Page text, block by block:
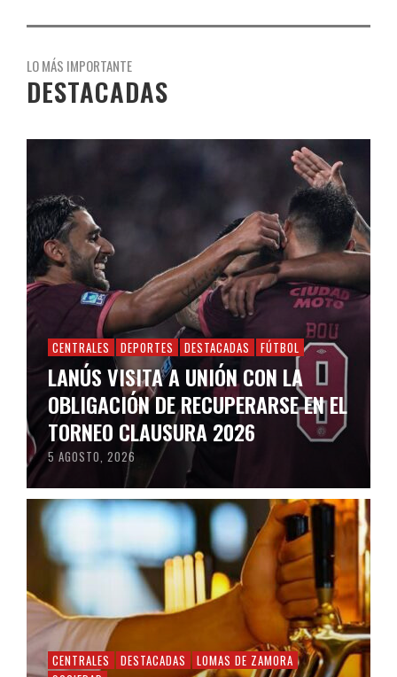
LO MÁS IMPORTANTE
DESTACADAS
CENTRALES DEPORTES DESTACADAS FÚTBOL
LANÚS VISITA A UNIÓN CON LA
OBLIGACIÓN DE RECUPERARSE EN EL
TORNEO CLAUSURA 2026
5 AGOSTO, 2026
CENTRALES DESTACADAS
LOMAS DE ZAMORA